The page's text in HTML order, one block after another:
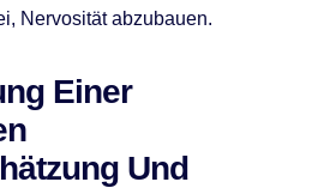
Nervosität abzubauen.
Einer
Und